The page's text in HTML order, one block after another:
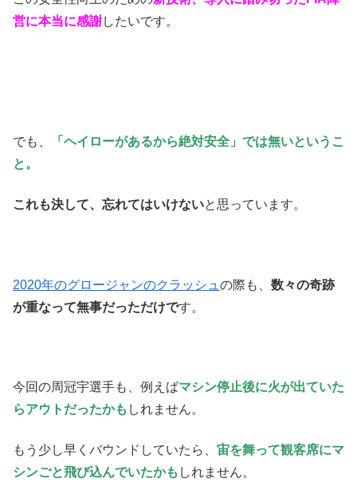
営に本当に感謝したいです。
でも、
「ヘイローがあるから絶対安全」では無いというこ
と。
これも決して、忘れてはいけないと思っています。
2020年のグロージャンのクラッシュ の際も、 数々の奇跡
が重なって無事だっただけです。
今回の周冠宇選手も、例えばマシン停止後に火が出ていた
らアウト だったかも しれません。
もう少し早くバウンドしていたら、 宙を舞って観客席にマ
シンごと飛び込んでいたかも しれません。